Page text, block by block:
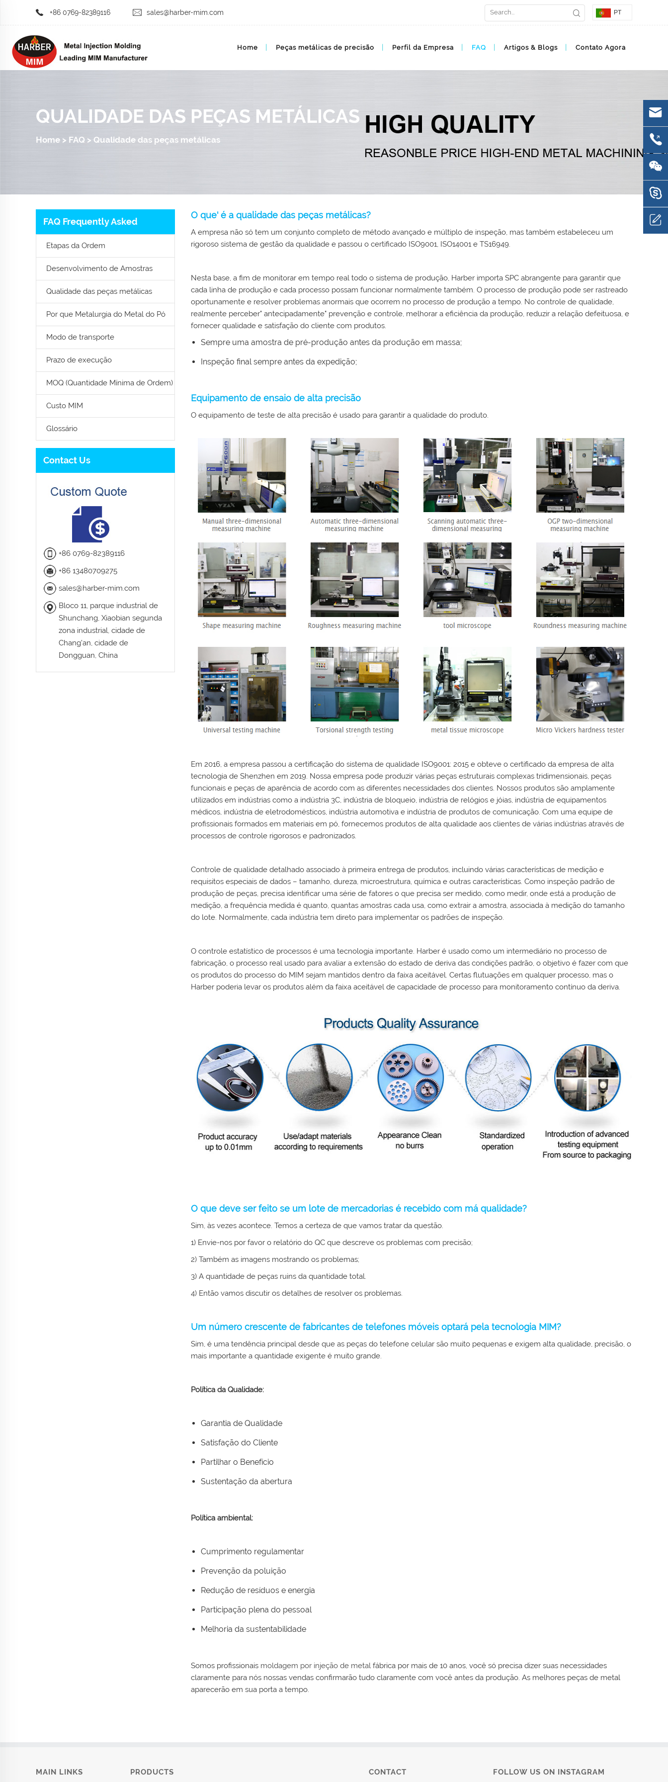
+86 0769-82389116 sales@harber-mim.com PT
Home Peças metálicas de precisão Perfil da Empresa FAQ Artigos & Blogs Contato Agora
QUALIDADE DAS PEÇAS METÁLICAS
Home > FAQ > Qualidade das peças metálicas
FAQ Frequently Asked
Etapas da Ordem
Desenvolvimento de Amostras
Qualidade das peças metálicas
Por que Metalurgia do Metal do Pó
Modo de transporte
Prazo de execução
MOQ (Quantidade Mínima de Ordem)
Custo MIM
Glossário
Contact Us
+86 0769-82389116
+86 13480709275
sales@harber-mim.com
Bloco 11, parque industrial de
Shunchang, Xiaobian segunda
zona industrial, cidade de
Chang'an, cidade de
Dongguan, China
O que' é a qualidade das peças metálicas?
A empresa não só tem um conjunto completo de método avançado e múltiplo de inspeção, mas também estabeleceu um
rigoroso sistema de gestão da qualidade e passou o certificado ISO9001, ISO14001 e TS16949.
Nesta base, a fim de monitorar em tempo real todo o sistema de produção, Harber importa SPC abrangente para garantir que
cada linha de produção e cada processo possam funcionar normalmente também. O processo de produção pode ser rastreado
oportunamente e resolver problemas anormais que ocorrem no processo de produção a tempo. No controle de qualidade,
realmente perceber" antecipadamente" prevenção e controle, melhorar a eficiência da produção, reduzir a relação defeituosa, e
fornecer qualidade e satisfação do cliente com produtos.
Sempre uma amostra de pré-produção antes da produção em massa;
Inspeção final sempre antes da expedição;
Equipamento de ensaio de alta precisão
O equipamento de teste de alta precisão é usado para garantir a qualidade do produto.
Em 2016, a empresa passou a certificação do sistema de qualidade ISO9001: 2015 e obteve o certificado da empresa de alta
tecnologia de Shenzhen em 2019. Nossa empresa pode produzir várias peças estruturais complexas tridimensionais, peças
funcionais e peças de aparência de acordo com as diferentes necessidades dos clientes. Nossos produtos são amplamente
utilizados em indústrias como a indústria 3C, indústria de bloqueio, indústria de relógios e jóias, indústria de equipamentos
médicos, indústria de eletrodomésticos, indústria automotiva e indústria de produtos de comunicação. Com uma equipe de
profissionais formados em materiais em pó, fornecemos produtos de alta qualidade aos clientes de várias indústrias através de
processos de controle rigorosos e padronizados.
Controle de qualidade detalhado associado à primeira entrega de produtos, incluindo várias características de medição e
requisitos especiais de dados – tamanho, dureza, microestrutura, química e outras características. Como inspeção padrão de
produção de peças, precisa identificar uma série de fatores o que precisa ser medido, como medir, onde está a produção de
medição, a frequência medida é quanto, quantas amostras cada usa, como extrair a amostra, associada à medição do tamanho
do lote. Normalmente, cada indústria tem direto para implementar os padrões de inspeção.
O controle estatístico de processos é uma tecnologia importante. Harber é usado como um intermediário no processo de
fabricação, o processo real usado para avaliar a extensão do estado de deriva das condições padrão, o objetivo é fazer com que
os produtos do processo do MIM sejam mantidos dentro da faixa aceitável. Certas flutuações em qualquer processo, mas o
Harber poderia levar os produtos além da faixa aceitável de capacidade de processo para monitoramento contínuo da deriva.
O que deve ser feito se um lote de mercadorias é recebido com má qualidade?
Sim, às vezes acontece. Temos a certeza de que vamos tratar da questão.
1) Envie-nos por favor o relatório do QC que descreve os problemas com precisão;
2) Também as imagens mostrando os problemas;
3) A quantidade de peças ruins da quantidade total.
4) Então vamos discutir os detalhes de resolver os problemas.
Um número crescente de fabricantes de telefones móveis optará pela tecnologia MIM?
Sim, é uma tendência principal desde que as peças do telefone celular são muito pequenas e exigem alta qualidade, precisão, o
mais importante a quantidade exigente é muito grande.
Política da Qualidade:
Garantia de Qualidade
Satisfação do Cliente
Partilhar o Benefício
Sustentação da abertura
Política ambiental:
Cumprimento regulamentar
Prevenção da poluição
Redução de resíduos e energia
Participação plena do pessoal
Melhoria da sustentabilidade
Somos profissionais moldagem por injeção de metal fábrica por mais de 10 anos, você só precisa dizer suas necessidades
claramente para nós nossas vendas confirmarão tudo claramente com você antes da produção. As melhores peças de metal
aparecerão em sua porta a tempo.
MAIN LINKS PRODUCTS CONTACT FOLLOW US ON INSTAGRAM